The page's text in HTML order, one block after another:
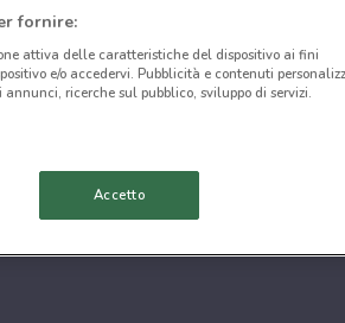
fornire:
attiva delle caratteristiche del dispositivo ai fini
e/o accedervi. Pubblicità e contenuti
ricerche sul pubblico, sviluppo di servizi.
Accetto